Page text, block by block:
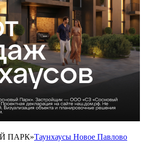
ПАРК»Таунхаусы Новое Павлово